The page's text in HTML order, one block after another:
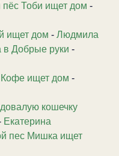
Тоби ищет дом -
ищет дом - Людмила
в Добрые руки -
Кофе ищет дом -
кошечку
Екатерина
пес Мишка ищет